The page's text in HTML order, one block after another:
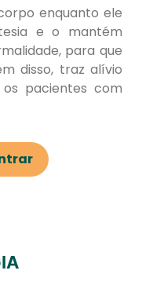
enquanto ele
e o mantém
para que
disso, traz alívio
pacientes com